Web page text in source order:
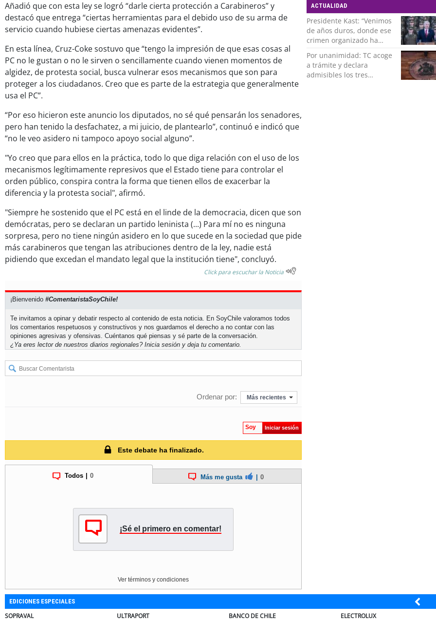
Añadió que con esta ley se logró “darle cierta protección a Carabineros” y
destacó que entrega “ciertas herramientas para el debido uso de su arma de
servicio cuando hubiese ciertas amenazas evidentes”.
En esta línea, Cruz-Coke sostuvo que “tengo la impresión de que esas cosas al
PC no le gustan o no le sirven o sencillamente cuando vienen momentos de
algidez, de protesta social, busca vulnerar esos mecanismos que son para
proteger a los ciudadanos. Creo que es parte de la estrategia que generalmente
usa el PC”.
“Por eso hicieron este anuncio los diputados, no sé qué pensarán los senadores,
pero han tenido la desfachatez, a mi juicio, de plantearlo”, continuó e indicó que
“no le veo asidero ni tampoco apoyo social alguno”.
"Yo creo que para ellos en la práctica, todo lo que diga relación con el uso de los
mecanismos legítimamente represivos que el Estado tiene para controlar el
orden público, conspira contra la forma que tienen ellos de exacerbar la
diferencia y la protesta social", afirmó.
"Siempre he sostenido que el PC está en el linde de la democracia, dicen que son
demócratas, pero se declaran un partido leninista (...) Para mí no es ninguna
sorpresa, pero no tiene ningún asidero en lo que sucede en la sociedad que pide
más carabineros que tengan las atribuciones dentro de la ley, nadie está
pidiendo que excedan el mandato legal que la institución tiene", concluyó.
Click para escuchar la Noticia
¡Bienvenido #ComentaristaSoyChile!
Te invitamos a opinar y debatir respecto al contenido de esta noticia. En SoyChile valoramos todos
los comentarios respetuosos y constructivos y nos guardamos el derecho a no contar con las
opiniones agresivas y ofensivas. Cuéntanos qué piensas y sé parte de la conversación.
¿Ya eres lector de nuestros diarios regionales? Inicia sesión y deja tu comentario.
Ordenar por: Más recientes
Soy Iniciar sesión
Este debate ha finalizado.
Todos 0 Más me gusta 0
¡Sé el primero en comentar!
Ver términos y condiciones
ACTUALIDAD
Presidente Kast: “Venimos
de años duros, donde ese
crimen organizado ha
ocupado un lugar que no
le corresponde”
Por unanimidad: TC acoge
a trámite y declara
admisibles los tres
EDICIONES ESPECIALES
ELECTROLUX